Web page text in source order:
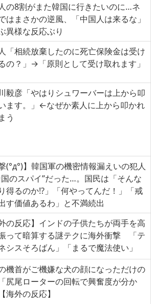
の8割がまた韓国に行きたいのに…ネ
はまさかの逆風、「中国人は来るな」
異様な反応ぶり
「相続放棄したのに死亡保険金は受け
の？」→「原則として受け取れます」
毅彦「やはりシュワーバーは上から叩
ます。」←なぜか素人に上から叩かれ
う
撃(°д°)】韓国軍の機密情報漏えいの犯人
国のスパイ”だった…。国民は「そんな
得るのか!?」「何やってんだ！」「戒
す価値あるわ」と不満続出
外の反応】インドの子供たちが両手を高
って暗算する謎テクに海外衝撃 「テ
シスそろばん」「まるで魔法使い」
機首がご機嫌な犬の顔になっただけの
尻尾ローターの回転で興奮度が分か
海外の反応】